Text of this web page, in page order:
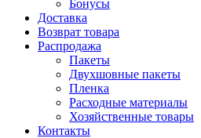
Бонусы
Доставка
Возврат товара
Распродажа
Пакеты
Двухшовные пакеты
Пленка
Расходные материалы
Хозяйственные товары
Контакты